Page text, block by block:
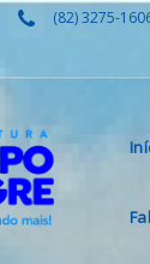
(82) 3275-